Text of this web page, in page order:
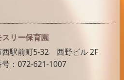
リー保育園
西駅前町5-32 西野ビル 2F
号：072-621-1007